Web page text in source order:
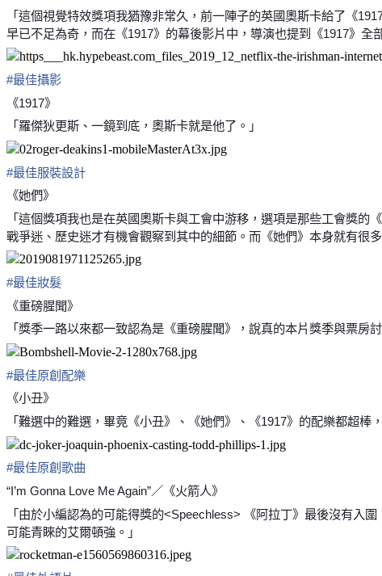
「這個視覺特效獎項我猶豫非常久，前一陣子的英國奧斯卡給了《
早已不足為奇，而在《1917》的幕後影片中，導演也提到《1917》
#最佳攝影
《1917》
「羅傑狄更斯、一鏡到底，奧斯卡就是他了。」
#最佳服裝設計
《她們》
「這個獎項我也是在英國奧斯卡與工會中游移，選項是那些工會獎
戰爭迷、歷史迷才有機會觀察到其中的細節。而《她們》本身就有很
#最佳妝髮
《重磅腥聞》
「獎季一路以來都一致認為是《重磅腥聞》，說真的本片獎季與票
#最佳原創配樂
《小丑》
「難選中的難選，畢竟《小丑》、《她們》、《1917》的配樂都超
#最佳原創歌曲
“I’m Gonna Love Me Again”／《火箭人》
「由於小編認為的可能得獎的<Speechless> 《阿拉丁》最後沒有入
可能青睞的艾爾頓強。」